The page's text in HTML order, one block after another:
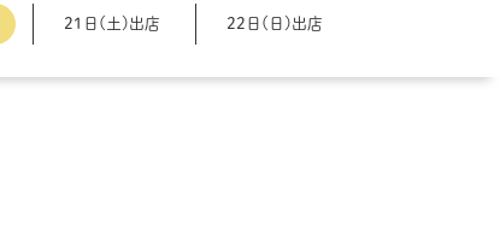
21日(土)出店 22日(日)出店